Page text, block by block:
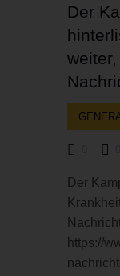
Der
Der
https://